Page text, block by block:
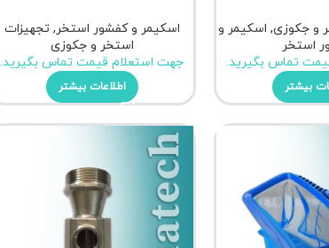
و جکوزی, اسکیمر و
استخر
تماس بگیرید.
بیشتر
اسکیمر و کفشور استخر,تجهیزات
استخر و جکوزی
جهت استعلام قیمت تماس بگیرید.
اطلاعات بیشتر